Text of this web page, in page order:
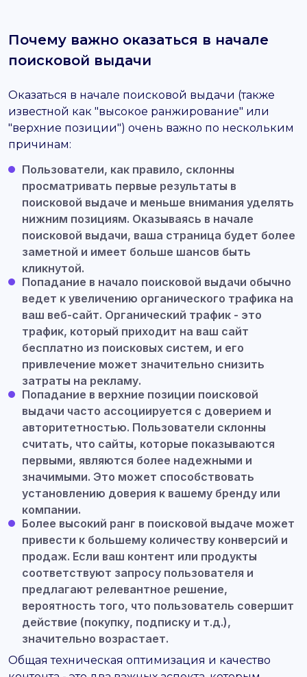
Почему важно оказаться в начале
поисковой выдачи
Оказаться в начале поисковой выдачи (также
известной как "высокое ранжирование" или
"верхние позиции") очень важно по нескольким
причинам:
Пользователи, как правило, склонны
просматривать первые результаты в
поисковой выдаче и меньше внимания уделять
нижним позициям. Оказываясь в начале
поисковой выдачи, ваша страница будет более
заметной и имеет больше шансов быть
кликнутой.
Попадание в начало поисковой выдачи обычно
ведет к увеличению органического трафика на
ваш веб-сайт. Органический трафик - это
трафик, который приходит на ваш сайт
бесплатно из поисковых систем, и его
привлечение может значительно снизить
затраты на рекламу.
Попадание в верхние позиции поисковой
выдачи часто ассоциируется с доверием и
авторитетностью. Пользователи склонны
считать, что сайты, которые показываются
первыми, являются более надежными и
значимыми. Это может способствовать
установлению доверия к вашему бренду или
компании.
Более высокий ранг в поисковой выдаче может
привести к большему количеству конверсий и
продаж. Если ваш контент или продукты
соответствуют запросу пользователя и
предлагают релевантное решение,
вероятность того, что пользователь совершит
действие (покупку, подписку и т.д.),
значительно возрастает.
Общая техническая оптимизация и качество